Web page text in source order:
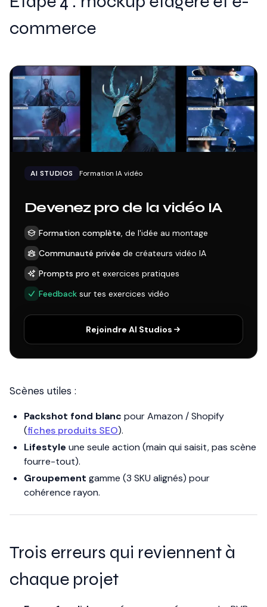
commerce
AI STUDIOS Formation IA vidéo
Devenez pro de la vidéo IA
Formation complète, de l'idée au montage
Communauté privée de créateurs vidéo IA
Prompts pro et exercices pratiques
Feedback sur tes exercices vidéo
Rejoindre AI Studios
Scènes utiles :
Packshot fond blanc pour Amazon / Shopify
(fiches produits SEO).
Lifestyle une seule action (main qui saisit, pas scène
fourre-tout).
Groupement gamme (3 SKU alignés) pour
cohérence rayon.
Trois erreurs qui reviennent à
chaque projet